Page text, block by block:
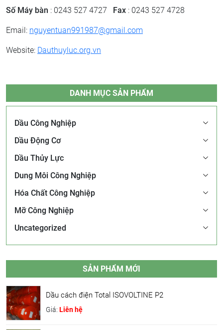
Số Máy bàn : 0243 527 4727 Fax : 0243 527 4728
Email: nguyentuan991987@gmail.com
Website: Dauthuyluc.org.vn
DANH MỤC SẢN PHẨM
Dầu Công Nghiệp
Dầu Động Cơ
Dầu Thủy Lực
Dung Môi Công Nghiệp
Hóa Chất Công Nghiệp
Mỡ Công Nghiệp
Uncategorized
SẢN PHẨM MỚI
Dầu cách điện Total ISOVOLTINE P2
Giá: Liên hệ